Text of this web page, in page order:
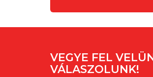
VEGYE FEL
VÁLASZOLUNK!